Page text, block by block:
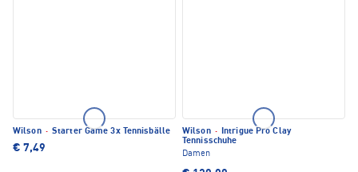
Wilson · Starter Game 3x Tennisbälle
€ 7,49
Wilson · Intrigue Pro Clay
Tennisschuhe
Damen